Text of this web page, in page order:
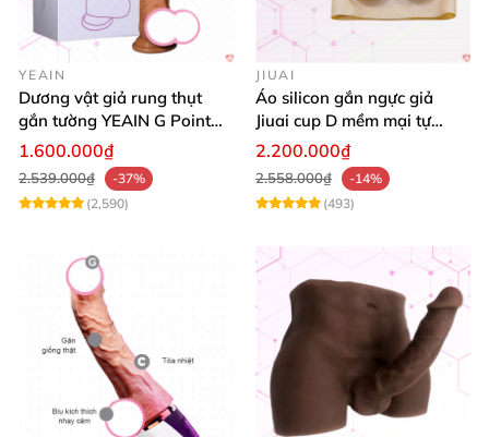
YEAIN
Dương vật giả rung thụt
gắn tường YEAIN G Point
tỏa nhiệt điều khiển từ xa
1.600.000₫
2.539.000₫
-37%
(2,590)
JIUAI
Áo silicon gắn ngực giả
Jiuai cup D mềm mại tự
nhiên đẹp
2.200.000₫
2.558.000₫
-14%
(493)